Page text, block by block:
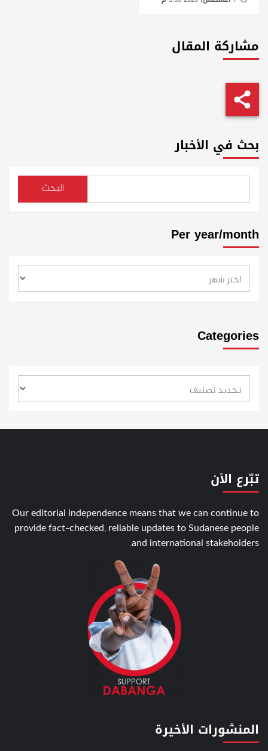
مشاركة المقال
بحث في الأخبار
البحث
Per year/month
Categories
تبّرع الأن
Our editorial independence means that we can continue to
provide fact-checked, reliable updates to Sudanese people
and international stakeholders.
المنشورات الأخيرة